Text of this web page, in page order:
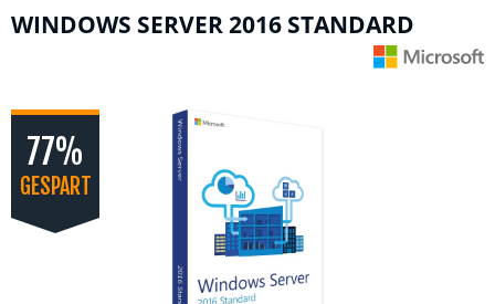
WINDOWS SERVER 2016 STANDARD
77%
GESPART